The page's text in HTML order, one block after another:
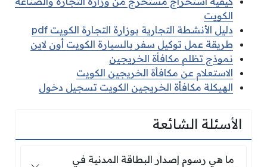
الكويت
دليل الأنشطة التجارية بوزارة التجارة الكويت pdf
طريقة عمل توكيل سفر بالسيارة الكويت أون لاين
نموذج تظلم مكافأة الخريجين
الاستعلام عن مكافأة الخريجين الكويت
الهيكلة مكافأة الخريجين الكويت تسجيل دخول
الأسئلة الشائعة
ما هي رسوم إصدار البطاقة المدنية في الكويت؟
ما هي رسوم إصدار البطاقة المدنية في